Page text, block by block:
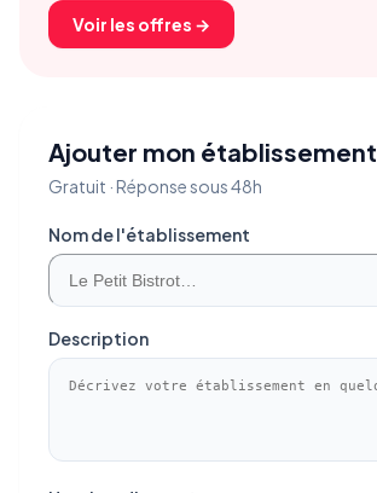
Voir les offres →
Ajouter mon établissement
Gratuit · Réponse sous 48h
Nom de l'établissement
Description